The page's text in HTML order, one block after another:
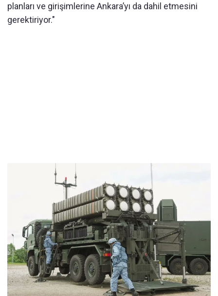
planları ve girişimlerine Ankara’yı da dahil etmesini
gerektiriyor."